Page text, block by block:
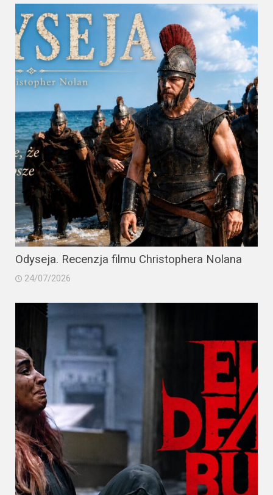
Odyseja. Recenzja filmu Christophera Nolana
24/07/2026